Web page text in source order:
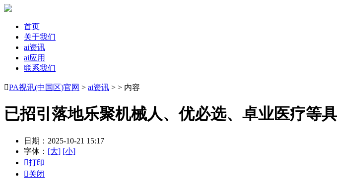
首页
关于我们
ai资讯
ai应用
联系我们
PA视讯(中国区)官网 > ai资讯 > > 内容
已招引落地乐聚机械人、优必选、卓业医疗等具
日期：2025-10-21 15:17
字体： [大] [小]
打印
关闭